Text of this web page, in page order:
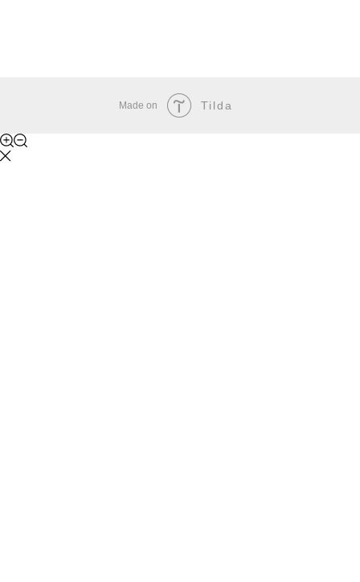
Made on Tilda